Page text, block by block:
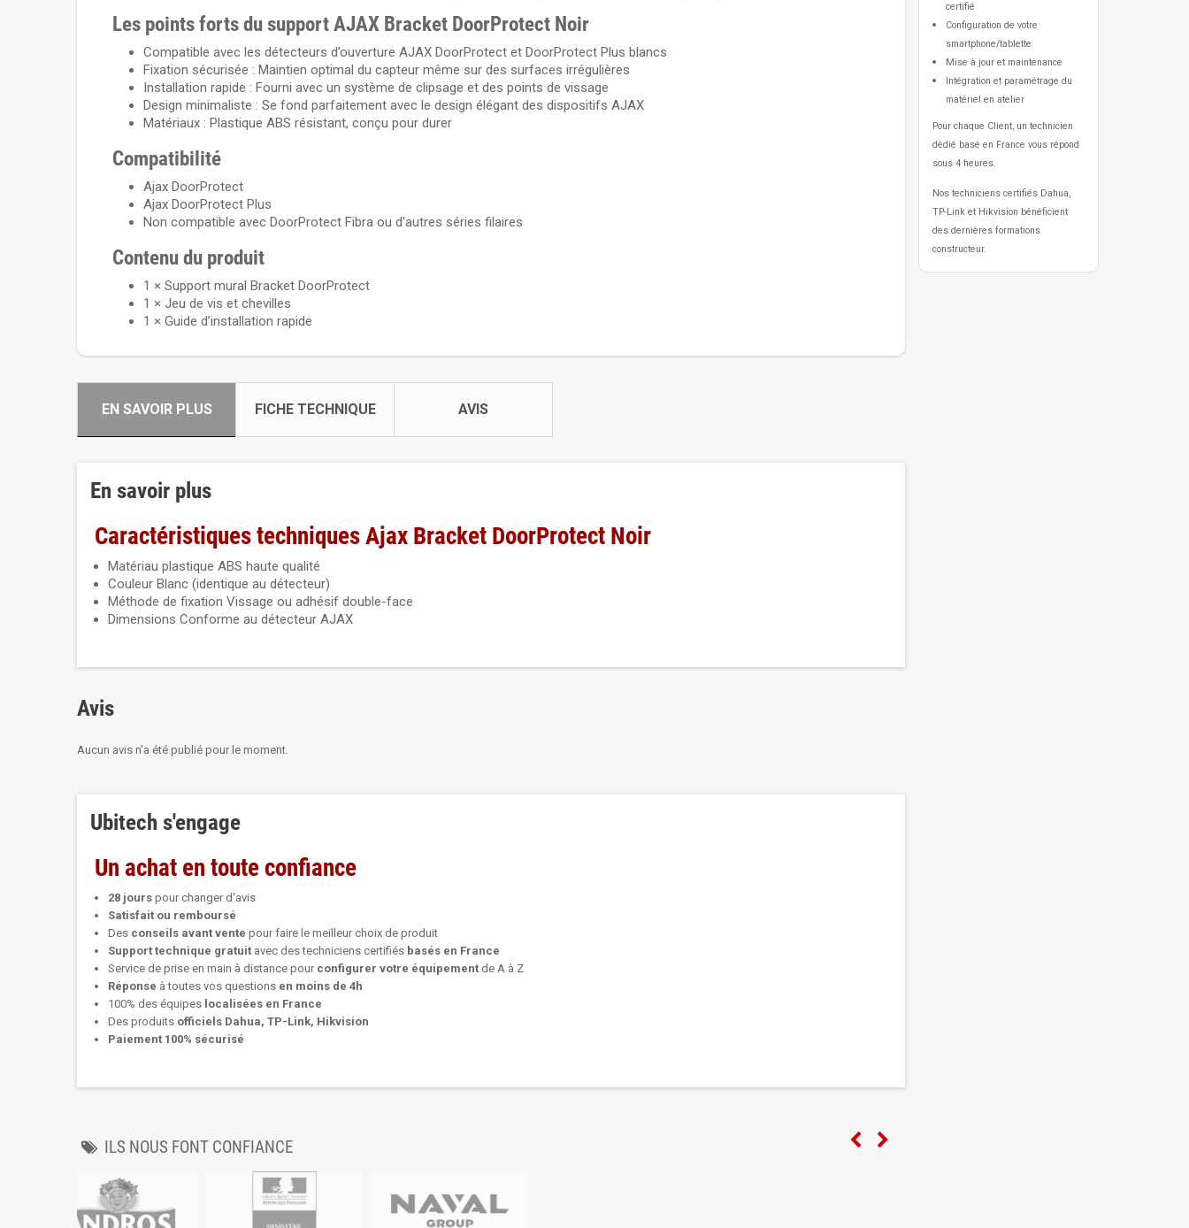
Les points forts du support AJAX Bracket DoorProtect Noir
Compatible avec les détecteurs d’ouverture AJAX DoorProtect et DoorProtect Plus blancs
Fixation sécurisée : Maintien optimal du capteur même sur des surfaces irrégulières
Installation rapide : Fourni avec un système de clipsage et des points de vissage
Design minimaliste : Se fond parfaitement avec le design élégant des dispositifs AJAX
Matériaux : Plastique ABS résistant, conçu pour durer
Compatibilité
Ajax DoorProtect
Ajax DoorProtect Plus
Non compatible avec DoorProtect Fibra ou d'autres séries filaires
Contenu du produit
1 × Support mural Bracket DoorProtect
1 × Jeu de vis et chevilles
1 × Guide d’installation rapide
EN SAVOIR PLUS FICHE TECHNIQUE AVIS
En savoir plus
Caractéristiques techniques Ajax Bracket DoorProtect Noir
Matériau plastique ABS haute qualité
Couleur Blanc (identique au détecteur)
Méthode de fixation Vissage ou adhésif double-face
Dimensions Conforme au détecteur AJAX
Avis
Aucun avis n'a été publié pour le moment.
Ubitech s'engage
Un achat en toute confiance
28 jours pour changer d'avis
Satisfait ou remboursé
Des conseils avant vente pour faire le meilleur choix de produit
Support technique gratuit avec des techniciens certifiés basés en France
Service de prise en main à distance pour configurer votre équipement de A à Z
Réponse à toutes vos questions en moins de 4h
100% des équipes localisées en France
Des produits officiels Dahua, TP-Link, Hikvision
Paiement 100% sécurisé
ILS NOUS FONT CONFIANCE
certifié
Configuration de votre
smartphone/tablette
Mise à jour et maintenance
Intégration et paramétrage du
matériel en atelier
Pour chaque Client, un technicien
dédié basé en France vous répond
sous 4 heures.
Nos techniciens certifiés Dahua,
TP-Link et Hikvision bénéficient
des dernières formations
constructeur.